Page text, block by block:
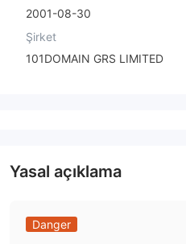
2001-08-30
Şirket
101DOMAIN GRS LIMITED
Yasal açıklama
Danger